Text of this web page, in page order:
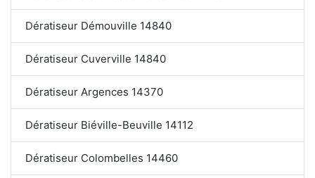
Dératiseur Démouville 14840
Dératiseur Cuverville 14840
Dératiseur Argences 14370
Dératiseur Biéville-Beuville 14112
Dératiseur Colombelles 14460